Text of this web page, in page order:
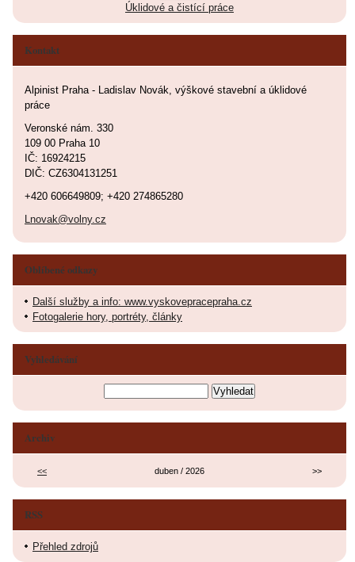
Úklidové a čistící práce
Kontakt
Alpinist Praha - Ladislav Novák, výškové stavební a úklidové
práce
Veronské nám. 330
109 00 Praha 10
IČ: 16924215
DIČ: CZ6304131251
+420 606649809; +420 274865280
Lnovak@volny.cz
Oblíbené odkazy
Další služby a info: www.vyskovepracepraha.cz
Fotogalerie hory, portréty, články
Vyhledávání
Archiv
<< duben / 2026 >>
RSS
Přehled zdrojů